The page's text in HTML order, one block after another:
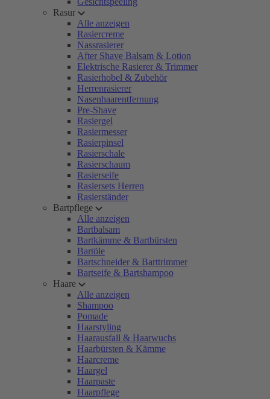
Rasur
Alle anzeigen
Rasiercreme
Nassrasierer
After Shave Balsam & Lotion
Elektrische Rasierer & Trimmer
Rasierhobel & Zubehör
Herrenrasierer
Nasenhaarentfernung
Pre-Shave
Rasiergel
Rasiermesser
Rasierpinsel
Rasierschale
Rasierschaum
Rasierseife
Rasiersets Herren
Rasierständer
Bartpflege
Alle anzeigen
Bartbalsam
Bartkämme & Bartbürsten
Bartöle
Bartschneider & Barttrimmer
Bartseife & Bartshampoo
Haare
Alle anzeigen
Shampoo
Pomade
Haarstyling
Haarausfall & Haarwuchs
Haarbürsten & Kämme
Haarcreme
Haargel
Haarpaste
Haarpflege